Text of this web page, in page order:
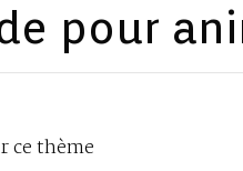
pour
ce thème